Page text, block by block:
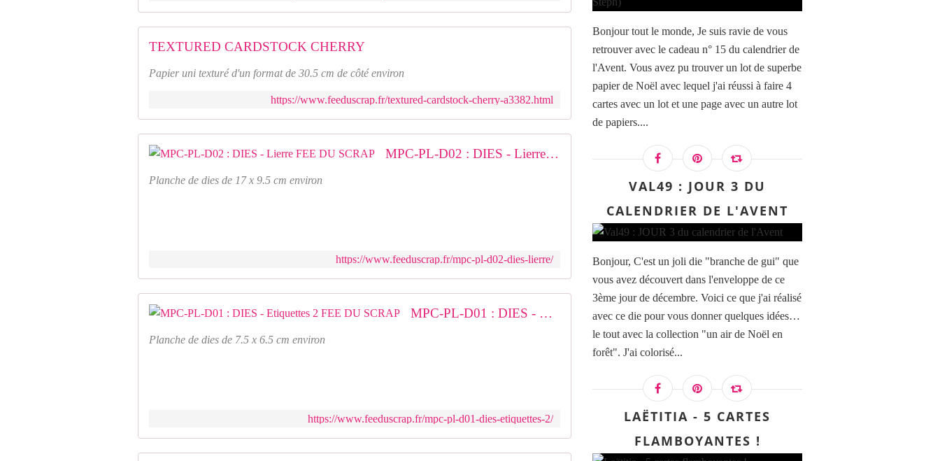
TEXTURED CARDSTOCK CHERRY
Papier uni texturé d'un format de 30.5 cm de côté environ
https://www.feeduscrap.fr/textured-cardstock-cherry-a3382.html
MPC-PL-D02 : DIES - Lierre FEE DU SCRAP
Planche de dies de 17 x 9.5 cm environ
https://www.feeduscrap.fr/mpc-pl-d02-dies-lierre/
MPC-PL-D01 : DIES - Etiquettes 2 FEE DU SCRAP
Planche de dies de 7.5 x 6.5 cm environ
https://www.feeduscrap.fr/mpc-pl-d01-dies-etiquettes-2/
Bonjour tout le monde, Je suis ravie de vous
retrouver avec le cadeau n° 15 du calendrier de
l'Avent. Vous avez pu trouver un lot de superbe
papier de Noël avec lequel j'ai réussi à faire 4
cartes avec un lot et une page avec un autre lot
de papiers....
VAL49 : JOUR 3 DU
CALENDRIER DE L'AVENT
Bonjour, C'est un joli die "branche de gui" que
vous avez découvert dans l'enveloppe de ce
3ème jour de décembre. Voici ce que j'ai réalisé
avec ce die pour vous donner quelques idées…
le tout avec la collection "un air de Noël en
forêt". J'ai colorisé...
LAËTITIA - 5 CARTES
FLAMBOYANTES !